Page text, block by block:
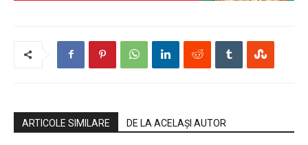
ARTICOLE SIMILARE DE LA ACELAȘI AUTOR